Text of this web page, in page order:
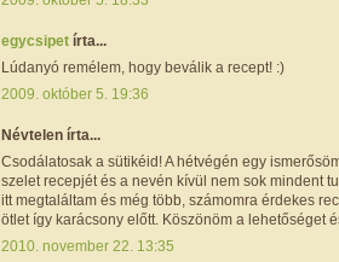
egycsipet írta...
Lúdanyó remélem, hogy beválik a recept! :)
2009. október 5. 19:36
Névtelen írta...
Csodálatosak a sütikéid! A hétvégén egy
szelet recepjét és a nevén kívül nem sok mindent
itt megtaláltam és még több, számomra érdekes
ötlet így karácsony előtt. Köszönöm a lehetőséget
2010. november 22. 13:35